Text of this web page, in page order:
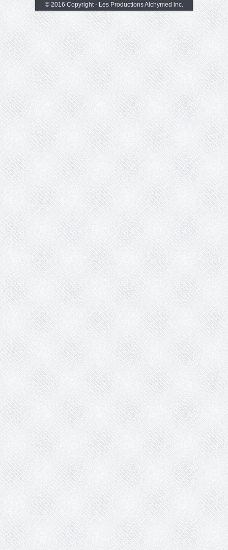
© 2016 Copyright - Les Productions Alchymed inc.